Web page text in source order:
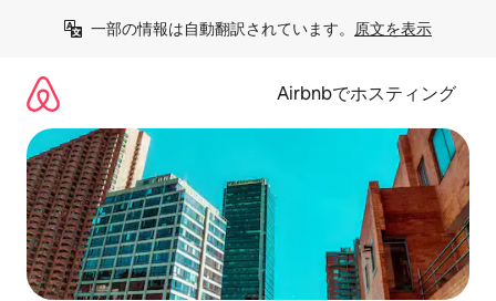
一部の情報は自動翻訳されています。 原文を表示
Airbnbでホスティング